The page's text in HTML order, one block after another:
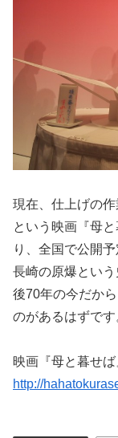
現在、仕上げの
という映画『母
り、全国で公開予
長崎の原爆とい
後70年の今だか
のがあるはずです
映画『母と暮せば
http://